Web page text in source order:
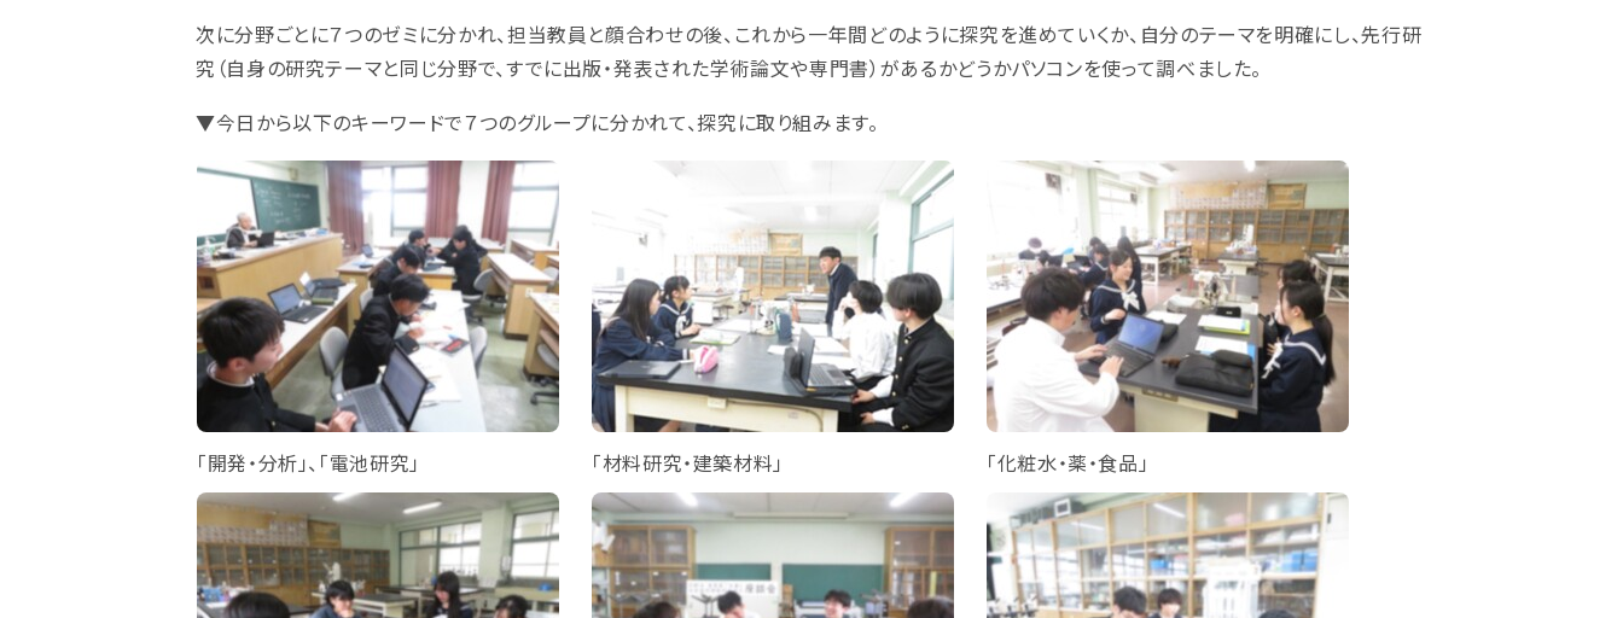
次に分野ごとに７つのゼミに分かれ、担当教員と顔合わせの後、これから一年間どのように探究を進めていくか、自分のテーマを明確にし、先行研
究（自身の研究テーマと同じ分野で、すでに出版・発表された学術論文や専門書）があるかどうかパソコンを使って調べました。
▼今日から以下のキーワードで７つのグループに分かれて、探究に取り組みます。
「開発・分析」、「電池研究」 「材料研究・建築材料」 「化粧水・薬・食品」